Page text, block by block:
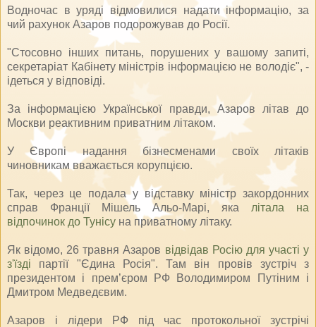
Водночас в уряді відмовилися надати інформацію, за
чий рахунок Азаров подорожував до Росії.
"Стосовно інших питань, порушених у вашому запиті,
секретаріат Кабінету міністрів інформацією не володіє", -
ідеться у відповіді.
За інформацією Української правди, Азаров літав до
Москви реактивним приватним літаком.
У Європі надання бізнесменами своїх літаків
чиновникам вважається корупцією.
Так, через це подала у відставку міністр закордонних
справ Франції Мішель Альо-Марі, яка літала на
відпочинок до Тунісу на приватному літаку.
Як відомо, 26 травня Азаров відвідав Росію для участі у
з'їзді партії "Єдина Росія". Там він провів зустріч з
президентом і прем’єром РФ Володимиром Путіним і
Дмитром Медведєвим.
Азаров і лідери РФ під час протокольної зустрічі